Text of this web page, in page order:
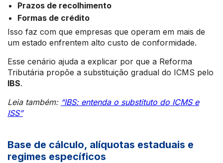
Prazos de recolhimento
Formas de crédito
Isso faz com que empresas que operam em mais de
um estado enfrentem alto custo de conformidade.
Esse cenário ajuda a explicar por que a Reforma
Tributária propõe a substituição gradual do ICMS pelo
IBS.
Leia também: “IBS: entenda o substituto do ICMS e
ISS”
Base de cálculo, alíquotas estaduais e
regimes específicos